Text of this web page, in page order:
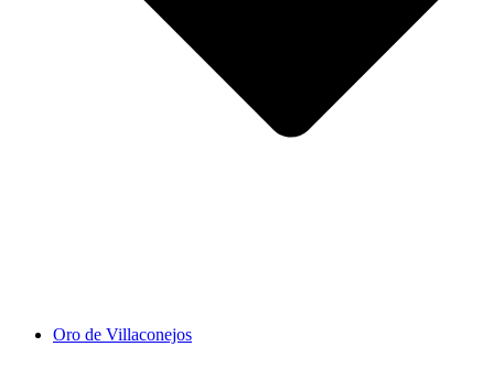
Oro de Villaconejos